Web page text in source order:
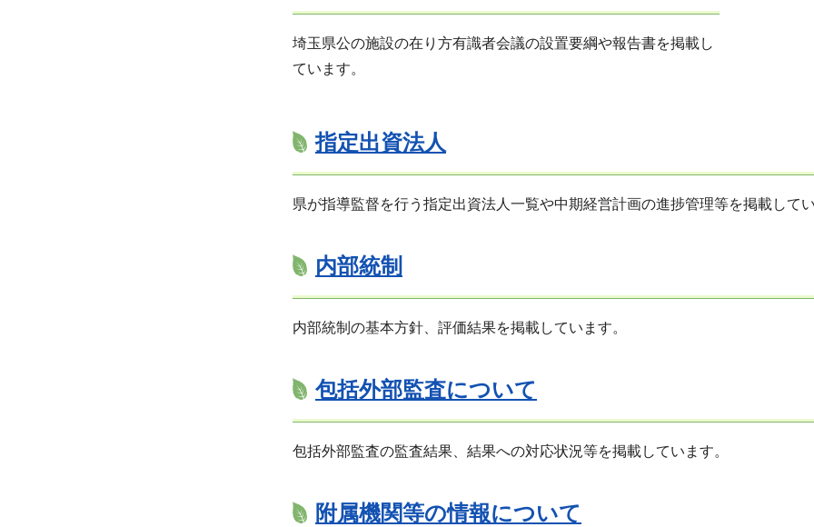
埼玉県公の施設の在り方有識者会議の設置要綱や報告書を掲載し
ています。
指定出資法人
県が指導監督を行う指定出資法人一覧や中期経営計画の進捗管理等を掲載して
内部統制
内部統制の基本方針、評価結果を掲載しています。
包括外部監査について
包括外部監査の監査結果、結果への対応状況等を掲載しています。
附属機関等の情報について